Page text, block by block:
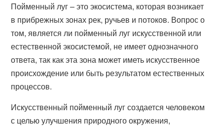
Пойменный луг – это экосистема, которая возникает
в прибрежных зонах рек, ручьев и потоков. Вопрос о
том, является ли пойменный луг искусственной или
естественной экосистемой, не имеет однозначного
ответа, так как эта зона может иметь искусственное
происхождение или быть результатом естественных
процессов.
Искусственный пойменный луг создается человеком
с целью улучшения природного окружения,